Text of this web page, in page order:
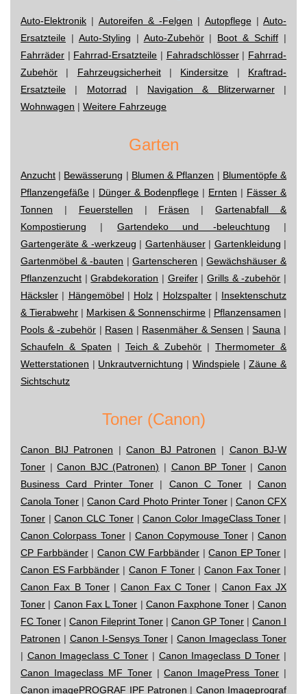
Auto-Elektronik | Autoreifen & -Felgen | Autopflege| Auto-
Ersatzteile | Auto-Styling | Auto-Zubehör| Boot & Schiff |
Fahrräder | Fahrrad-Ersatzteile | Fahradschlösser| Fahrrad-
Zubehör | Fahrzeugsicherheit| Kindersitze | Kraftrad-
Ersatzteile | Motorrad | Navigation & Blitzerwarner|
Wohnwagen | Weitere Fahrzeuge
Garten
Anzucht | Bewässerung | Blumen & Pflanzen | Blumentöpfe &
Pflanzengefäße | Dünger & Bodenpflege | Ernten | Fässer &
Tonnen | Feuerstellen | Fräsen |Gartenabfall &
Kompostierung | Gartendeko und -beleuchtung |
Gartengeräte & -werkzeug | Gartenhäuser| Gartenkleidung |
Gartenmöbel & -bauten |Gartenscheren |Gewächshäuser &
Pflanzenzucht |Grabdekoration | Greifer|Grills & -zubehör |
Häcksler | Hängemöbel| Holz | Holzspalter| Insektenschutz
& Tierabwehr | Markisen & Sonnenschirme | Pflanzensamen |
Pools & -zubehör | Rasen | Rasenmäher & Sensen |Sauna |
Schaufeln & Spaten | Teich & Zubehör |Thermometer &
Wetterstationen | Unkrautvernichtung | Windspiele|Zäune &
Sichtschutz
Toner (Canon)
Canon BIJ Patronen |Canon BJ Patronen | Canon BJ-W
Toner |Canon BJC (Patronen) | Canon BP Toner|Canon
Business Card Printer Toner | Canon C Toner |Canon
Canola Toner |Canon Card Photo Printer Toner| Canon CFX
Toner |Canon CLC Toner|Canon Color ImageClass Toner |
Canon Colorpass Toner| Canon Copymouse Toner| Canon
CP Farbbänder| Canon CW Farbbänder |Canon EP Toner |
Canon ES Farbbänder | Canon F Toner | Canon Fax Toner |
Canon Fax B Toner|Canon Fax C Toner | Canon Fax JX
Toner | Canon Fax L Toner | Canon Faxphone Toner |Canon
FC Toner | Canon Fileprint Toner | Canon GP Toner | Canon I
Patronen | Canon I-Sensys Toner|Canon Imageclass Toner
| Canon Imageclass C Toner | Canon Imageclass D Toner |
Canon Imageclass MF Toner|Canon ImagePress Toner |
Canon imagePROGRAF IPF Patronen | Canon Imageprograf